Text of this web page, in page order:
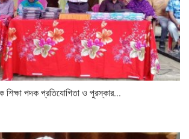
শিক্ষা পদক প্রতিযোগিতা ও পুরস্কার...